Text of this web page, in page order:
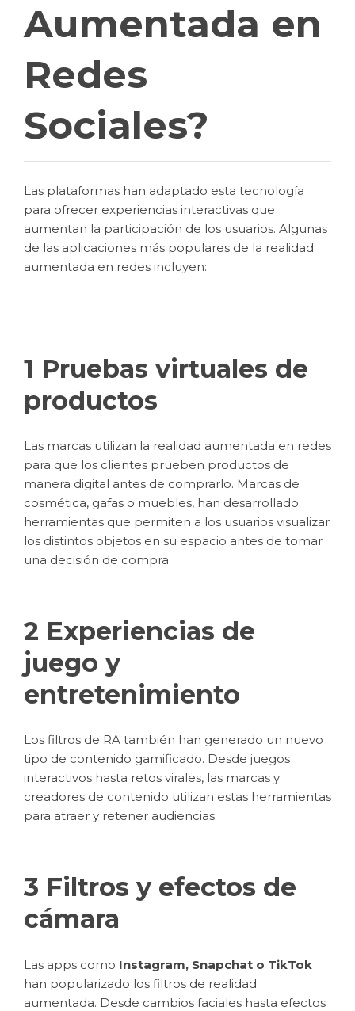
Aumentada en
Redes
Sociales?
Las plataformas han adaptado esta tecnología
para ofrecer experiencias interactivas que
aumentan la participación de los usuarios. Algunas
de las aplicaciones más populares de la realidad
aumentada en redes incluyen:
1 Pruebas virtuales de
productos
Las marcas utilizan la realidad aumentada en redes
para que los clientes prueben productos de
manera digital antes de comprarlo. Marcas de
cosmética, gafas o muebles, han desarrollado
herramientas que permiten a los usuarios visualizar
los distintos objetos en su espacio antes de tomar
una decisión de compra.
2 Experiencias de
juego y
entretenimiento
Los filtros de RA también han generado un nuevo
tipo de contenido gamificado. Desde juegos
interactivos hasta retos virales, las marcas y
creadores de contenido utilizan estas herramientas
para atraer y retener audiencias.
3 Filtros y efectos de
cámara
Las apps como Instagram, Snapchat o TikTok
han popularizado los filtros de realidad
aumentada. Desde cambios faciales hasta efectos